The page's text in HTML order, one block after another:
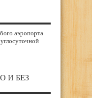
аэропорта
И БЕЗ